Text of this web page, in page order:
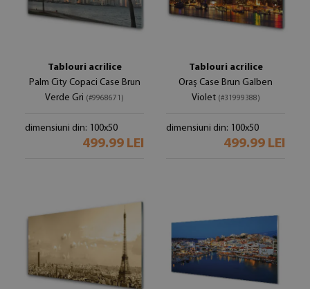
Tablouri acrilice
Palm City Copaci Case Brun
Verde Gri (#9968671)
dimensiuni din: 100x50
499.99 LEI
Tablouri acrilice
Oraș Case Brun Galben
Violet (#31999388)
dimensiuni din: 100x50
499.99 LEI